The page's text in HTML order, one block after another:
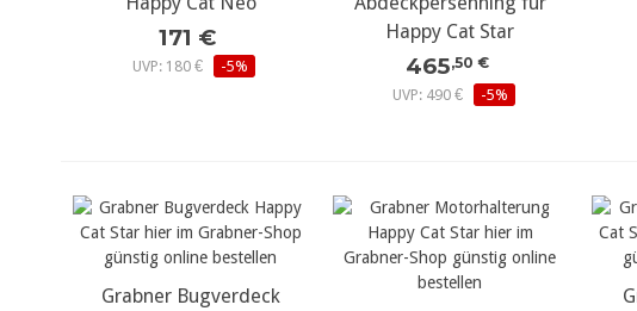
171 €
UVP: 180 € -5%
Happy Cat Star
465,50 €
UVP: 490 €
-5%
mehr Details...
Grabner Bugverdeck